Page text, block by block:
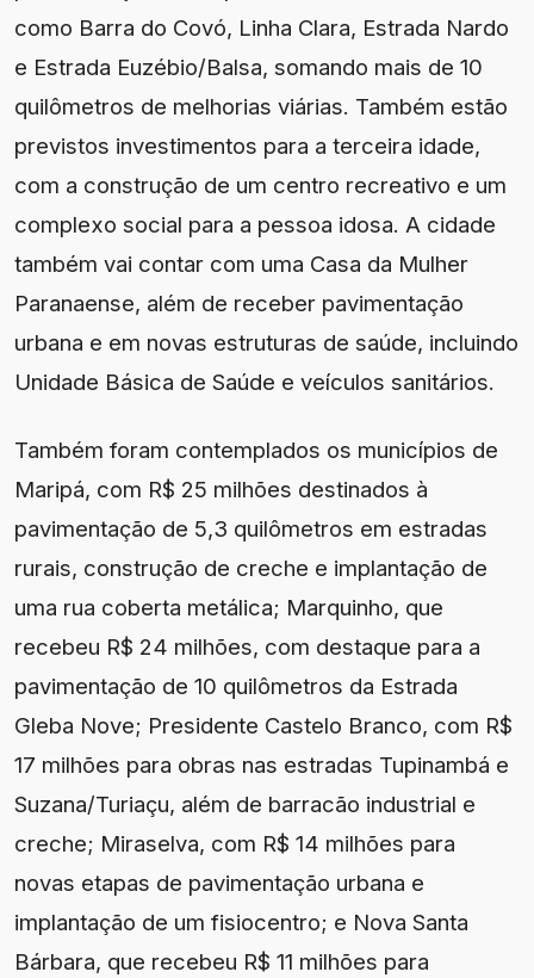
como Barra do Covó, Linha Clara, Estrada Nardo
e Estrada Euzébio/Balsa, somando mais de 10
quilômetros de melhorias viárias. Também estão
previstos investimentos para a terceira idade,
com a construção de um centro recreativo e um
complexo social para a pessoa idosa. A cidade
também vai contar com uma Casa da Mulher
Paranaense, além de receber pavimentação
urbana e em novas estruturas de saúde, incluindo
Unidade Básica de Saúde e veículos sanitários.
Também foram contemplados os municípios de
Maripá, com R$ 25 milhões destinados à
pavimentação de 5,3 quilômetros em estradas
rurais, construção de creche e implantação de
uma rua coberta metálica; Marquinho, que
recebeu R$ 24 milhões, com destaque para a
pavimentação de 10 quilômetros da Estrada
Gleba Nove; Presidente Castelo Branco, com R$
17 milhões para obras nas estradas Tupinambá e
Suzana/Turiaçu, além de barracão industrial e
creche; Miraselva, com R$ 14 milhões para
novas etapas de pavimentação urbana e
implantação de um fisiocentro; e Nova Santa
Bárbara, que recebeu R$ 11 milhões para